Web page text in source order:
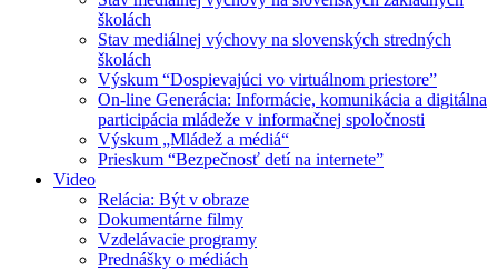
školách
Stav mediálnej výchovy na slovenských stredných
školách
Výskum “Dospievajúci vo virtuálnom priestore”
On-line Generácia: Informácie, komunikácia a digitálna
participácia mládeže v informačnej spoločnosti
Výskum „Mládež a médiá“
Prieskum “Bezpečnosť detí na internete”
Video
Relácia: Být v obraze
Dokumentárne filmy
Vzdelávacie programy
Prednášky o médiách